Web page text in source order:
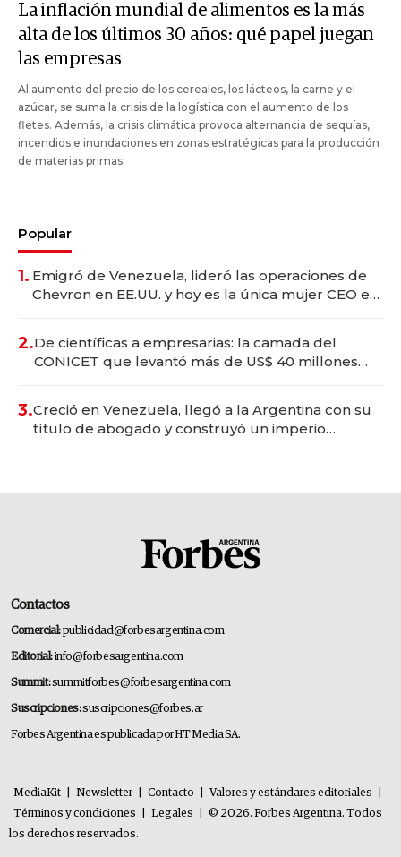
La inflación mundial de alimentos es la más
alta de los últimos 30 años: qué papel juegan
las empresas
Al aumento del precio de los cereales, los lácteos, la carne y el
azúcar, se suma la crisis de la logística con el aumento de los
fletes. Además, la crisis climática provoca alternancia de sequías,
incendios e inundaciones en zonas estratégicas para la producción
de materias primas.
Popular
1. Emigró de Venezuela, lideró las operaciones de
Chevron en EE.UU. y hoy es la única mujer CEO en
2.De científicas a empresarias: la camada del
CONICET que levantó más de US$ 40 millones
3.Creció en Venezuela, llegó a la Argentina con su
título de abogado y construyó un imperio
Contactos
Comercial:publicidad@forbesargentina.com
Editorial:info@forbesargentina.com
Summit:summitforbes@forbesargentina.com
Suscripciones:suscripciones@forbes.ar
Forbes Argentina es publicada por HT Media SA.
MediaKit Newsletter Contacto Valores y estándares editoriales
Términos y condiciones
Legales
© 2026. Forbes Argentina. Todos
los derechos reservados.